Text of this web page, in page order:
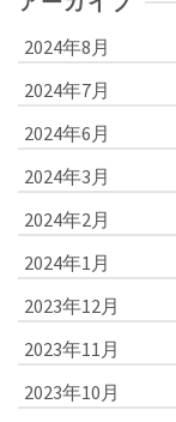
2024年8月
2024年7月
2024年6月
2024年3月
2024年2月
2024年1月
2023年12月
2023年11月
2023年10月